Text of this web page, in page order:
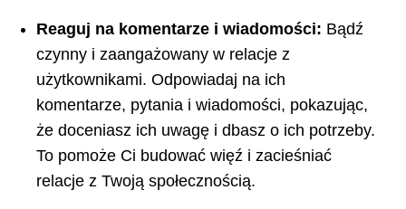
Reaguj na komentarze i wiadomości: Bądź
czynny i zaangażowany w relacje z
użytkownikami. Odpowiadaj⁤ na ich
komentarze, pytania i wiadomości, pokazując,
że‍ doceniasz ich uwagę ⁢i dbasz o​ ich potrzeby.
To pomoże Ci budować ⁤więź i zacieśniać
relacje​ z ⁢Twoją społecznością.